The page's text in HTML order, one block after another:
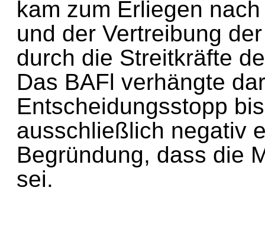
kam zum Erliegen
und der Vertreibung
durch die Streitkräfte
Das BAFl verhängte
Entscheidungsstopp
ausschließlich
Begründung, dass die
sei.